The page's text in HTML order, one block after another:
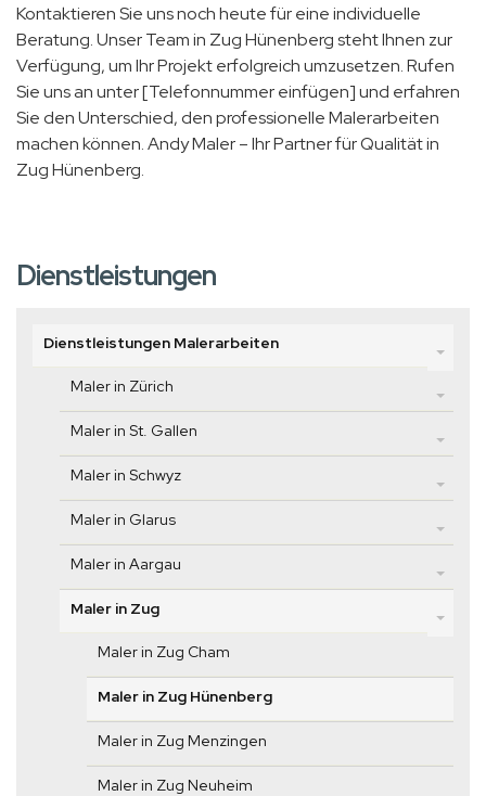
Kontaktieren Sie uns noch heute für eine individuelle
Beratung. Unser Team in Zug Hünenberg steht Ihnen zur
Verfügung, um Ihr Projekt erfolgreich umzusetzen. Rufen
Sie uns an unter [Telefonnummer einfügen] und erfahren
Sie den Unterschied, den professionelle Malerarbeiten
machen können. Andy Maler – Ihr Partner für Qualität in
Zug Hünenberg.
Dienstleistungen
Dienstleistungen Malerarbeiten
Maler in Zürich
Maler in St. Gallen
Maler in Schwyz
Maler in Glarus
Maler in Aargau
Maler in Zug
Maler in Zug Cham
Maler in Zug Hünenberg
Maler in Zug Menzingen
Maler in Zug Neuheim